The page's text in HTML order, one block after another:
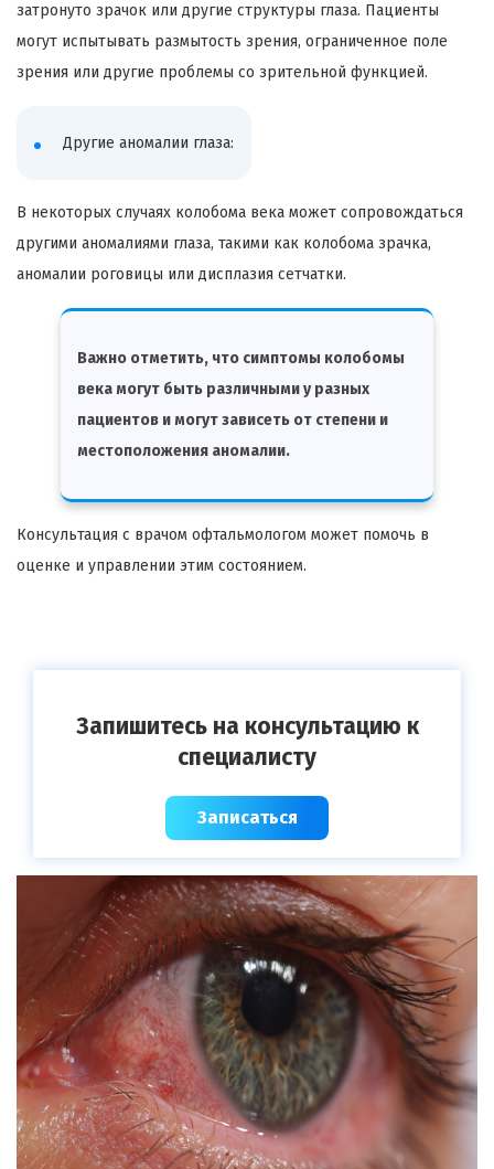
затронуто зрачок или другие структуры глаза. Пациенты
могут испытывать размытость зрения, ограниченное поле
зрения или другие проблемы со зрительной функцией.
Другие аномалии глаза:
В некоторых случаях колобома века может сопровождаться
другими аномалиями глаза, такими как колобома зрачка,
аномалии роговицы или дисплазия сетчатки.
Важно отметить, что симптомы колобомы
века могут быть различными у разных
пациентов и могут зависеть от степени и
местоположения аномалии.
Консультация с врачом офтальмологом может помочь в
оценке и управлении этим состоянием.
Запишитесь на консультацию к
специалисту
Записаться